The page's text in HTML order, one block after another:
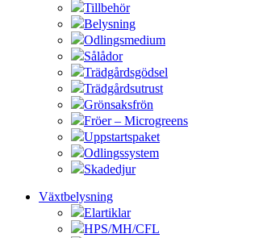
Tillbehör
Belysning
Odlingsmedium
Sålådor
Trädgårdsgödsel
Trädgårdsutrust
Grönsaksfrön
Fröer – Microgreens
Uppstartspaket
Odlingssystem
Skadedjur
Växtbelysning
Elartiklar
HPS/MH/CFL